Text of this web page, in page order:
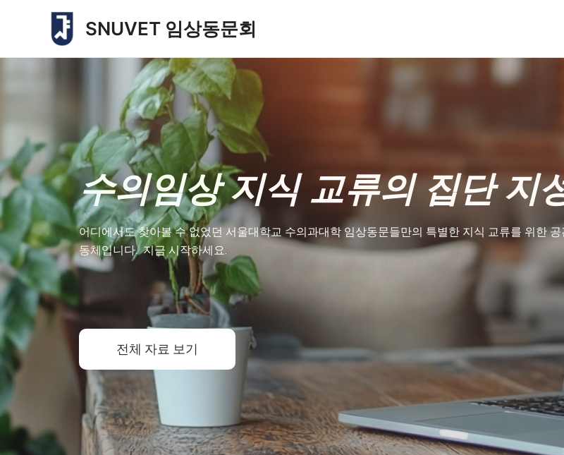
SNUVET 임상동문회
수의임상 지식 교류의 집단 지
어디에서도 찾아볼 수 없었던 서울대학교 수의과대학 임상동문들만의 특별한 지식 교류를 위한
동체입니다. 지금 시작하세요.
전체 자료 보기